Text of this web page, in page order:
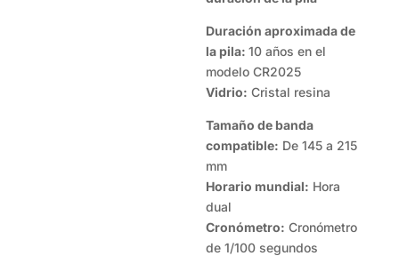
Duración aproximada de
la pila:10 años en el
modelo CR2025
Vidrio: Cristal resina
Tamaño de banda
compatible: De 145 a 215
mm
Horario mundial: Hora
dual
Cronómetro: Cronómetro
de 1/100 segundos